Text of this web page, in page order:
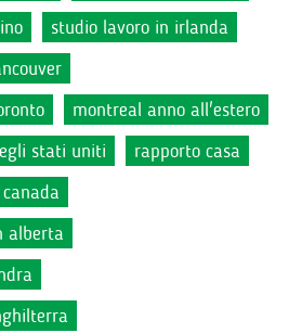
studio lavoro in irlanda
montreal anno all'estero
stati uniti
rapporto casa
alberta